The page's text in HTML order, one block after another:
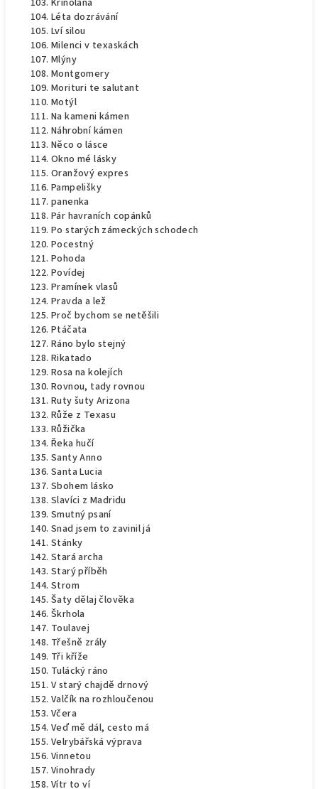
Krinolána
Léta dozrávání
Lví silou
Milenci v texaskách
Mlýny
Montgomery
Morituri te salutant
Motýl
Na kameni kámen
Náhrobní kámen
Něco o lásce
Okno mé lásky
Oranžový expres
Pampelišky
panenka
Pár havraních copánků
Po starých zámeckých schodech
Pocestný
Pohoda
Povídej
Pramínek vlasů
Pravda a lež
Proč bychom se netěšili
Ptáčata
Ráno bylo stejný
Rikatado
Rosa na kolejích
Rovnou, tady rovnou
Ruty šuty Arizona
Růže z Texasu
Růžička
Řeka hučí
Santy Anno
Santa Lucia
Sbohem lásko
Slavíci z Madridu
Smutný psaní
Snad jsem to zavinil já
Stánky
Stará archa
Starý příběh
Strom
Šaty dělaj člověka
Škrhola
Toulavej
Třešně zrály
Tři kříže
Tulácký ráno
V starý chajdě drnový
Valčík na rozhloučenou
Včera
Veď mě dál, cesto má
Velrybářská výprava
Vinnetou
Vinohrady
Vítr to ví